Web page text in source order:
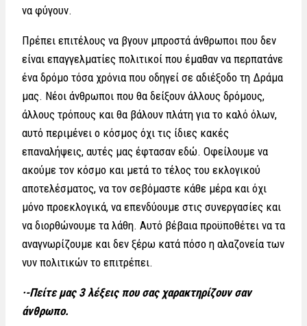
να φύγουν.
Πρέπει επιτέλους να βγουν μπροστά άνθρωποι που δεν
είναι επαγγελματίες πολιτικοί που έμαθαν να περπατάνε
ένα δρόμο τόσα χρόνια που οδηγεί σε αδιέξοδο τη Δράμα
μας. Νέοι άνθρωποι που θα δείξουν άλλους δρόμους,
άλλους τρόπους και θα βάλουν πλάτη για το καλό όλων,
αυτό περιμένει ο κόσμος όχι τις ίδιες κακές
επαναλήψεις, αυτές μας έφτασαν εδώ. Οφείλουμε να
ακούμε τον κόσμο και μετά το τέλος του εκλογικού
αποτελέσματος, να τον σεβόμαστε κάθε μέρα και όχι
μόνο προεκλογικά, να επενδύουμε στις συνεργασίες και
να διορθώνουμε τα λάθη. Αυτό βέβαια προϋποθέτει να τα
αναγνωρίζουμε και δεν ξέρω κατά πόσο η αλαζονεία των
νυν πολιτικών το επιτρέπει.
·-Πείτε μας 3 λέξεις που σας χαρακτηρίζουν σαν
άνθρωπο.